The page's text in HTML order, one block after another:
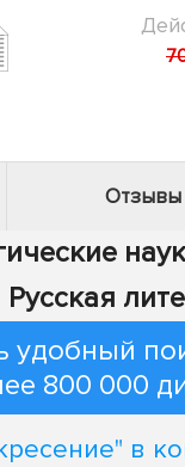
Отзывы
Русская
удобный
800 000
в